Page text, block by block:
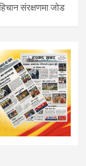
संरक्षणमा जोड